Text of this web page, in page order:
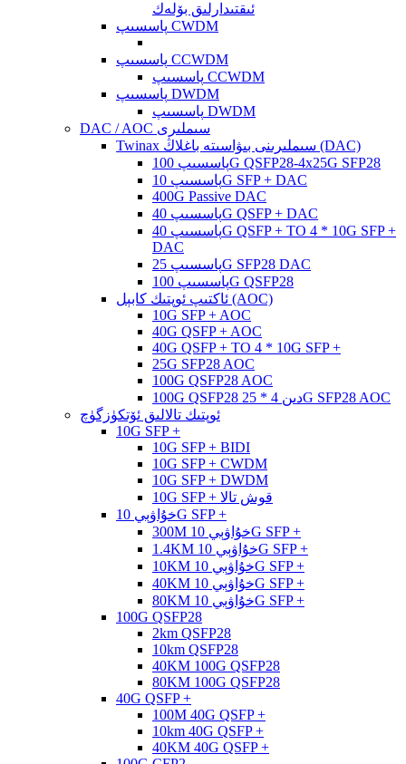
ئىقتىدارلىق بۆلەك
پاسسىپ CWDM
پاسسىپ CCWDM
پاسسىپ CCWDM
پاسسىپ DWDM
پاسسىپ DWDM
DAC / AOC سىملىرى
Twinax سىملىرىنى بىۋاسىتە باغلاڭ (DAC)
پاسسىپ 100G QSFP28-4x25G SFP28
پاسسىپ 10G SFP + DAC
400G Passive DAC
پاسسىپ 40G QSFP + DAC
پاسسىپ 40G QSFP + TO 4 * 10G SFP +
DAC
پاسسىپ 25G SFP28 DAC
پاسسىپ 100G QSFP28
ئاكتىپ ئوپتىك كابېل (AOC)
10G SFP + AOC
40G QSFP + AOC
40G QSFP + TO 4 * 10G SFP +
25G SFP28 AOC
100G QSFP28 AOC
100G QSFP28 دىن 4 * 25G SFP28 AOC
ئوپتىك تالالىق ئۆتكۈزگۈچ
10G SFP +
10G SFP + BIDI
10G SFP + CWDM
10G SFP + DWDM
10G SFP + قوش تالا
خۇاۋېي 10G SFP +
300M خۇاۋېي 10G SFP +
1.4KM خۇاۋېي 10G SFP +
10KM خۇاۋېي 10G SFP +
40KM خۇاۋېي 10G SFP +
80KM خۇاۋېي 10G SFP +
100G QSFP28
2km QSFP28
10km QSFP28
40KM 100G QSFP28
80KM 100G QSFP28
40G QSFP +
100M 40G QSFP +
10km 40G QSFP +
40KM 40G QSFP +